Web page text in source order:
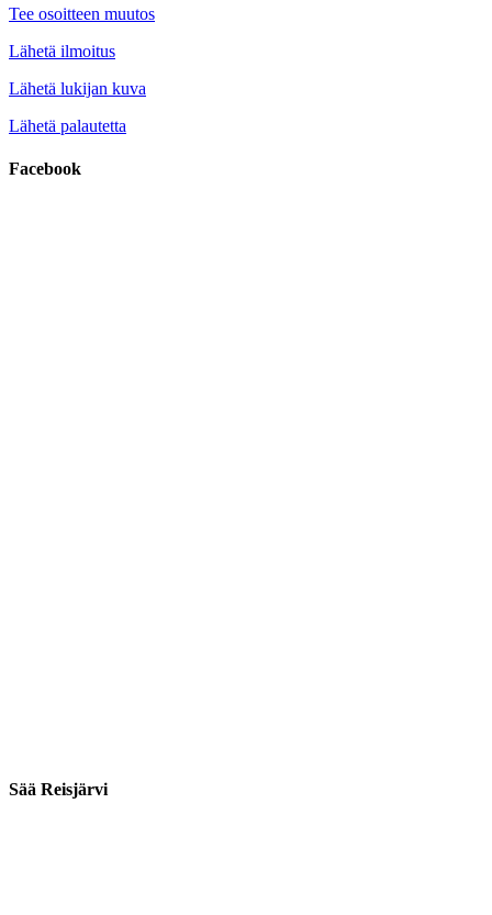
Tee osoitteen muutos
Lähetä ilmoitus
Lähetä lukijan kuva
Lähetä palautetta
Facebook
Sää Reisjärvi